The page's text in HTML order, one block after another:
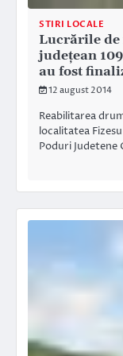
STIRI LOCALE
Lucrările
judeţean
au fost
12 august 2014
Reabilitarea
localitatea
Poduri Judetene